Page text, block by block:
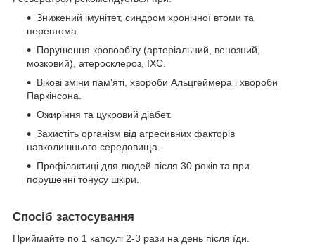
Знижений імунітет, синдром хронічної втоми та
перевтома.
Порушення кровообігу (артеріальний, венозний,
мозковий), атеросклероз, ІХС.
Вікові зміни пам'яті, хвороби Альцгеймера і хвороби
Паркінсона.
Ожиріння та цукровий діабет.
Захистіть організм від агресивних факторів
навколишнього середовища.
Профілактиці для людей після 30 років та при
порушенні тонусу шкіри.
Спосіб застосування
Приймайте по 1 капсулі 2-3 рази на день після їди.